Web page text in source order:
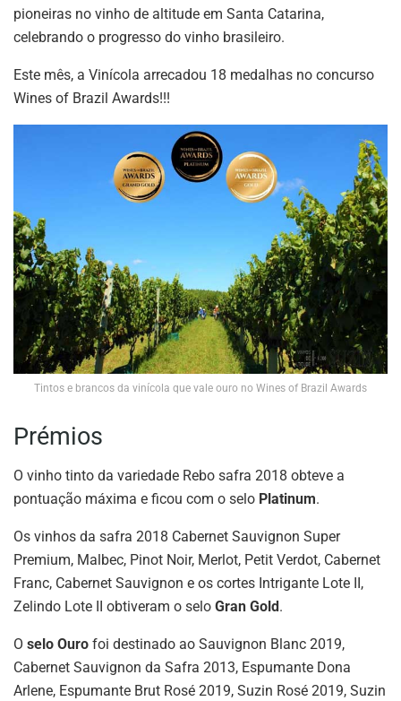
pioneiras no vinho de altitude em Santa Catarina,
celebrando o progresso do vinho brasileiro.
Este mês, a Vinícola arrecadou 18 medalhas no concurso
Wines of Brazil Awards!!!
Tintos e brancos da vinícola que vale ouro no Wines of Brazil Awards
Prémios
O vinho tinto da variedade Rebo safra 2018 obteve a
pontuação máxima e ficou com o selo Platinum.
Os vinhos da safra 2018 Cabernet Sauvignon Super
Premium, Malbec, Pinot Noir, Merlot, Petit Verdot, Cabernet
Franc, Cabernet Sauvignon e os cortes Intrigante Lote II,
Zelindo Lote II obtiveram o selo Gran Gold .
O selo Ouro foi destinado ao Sauvignon Blanc 2019,
Cabernet Sauvignon da Safra 2013, Espumante Dona
Arlene, Espumante Brut Rosé 2019, Suzin Rosé 2019, Suzin